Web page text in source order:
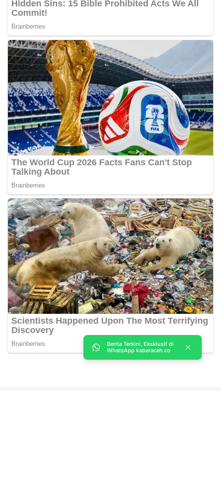
Berita Terkini, Eksklusif di
WhatsApp kabaraceh.co